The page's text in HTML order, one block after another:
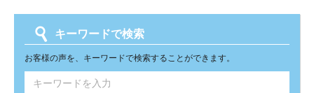
キーワードで検索
お客様の声を、キーワードで検索することができます。